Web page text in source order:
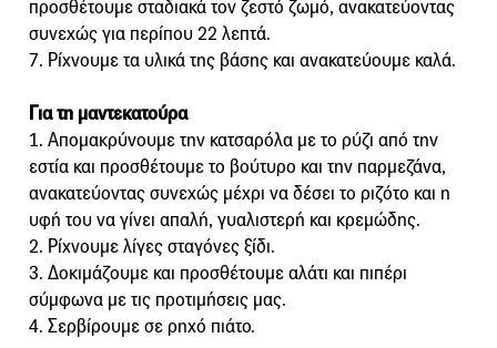
προσθέτουμε σταδιακά τον ζεστό ζωμό, ανακατεύοντας
συνεχώς για περίπου 22 λεπτά.
7. Ρίχνουμε τα υλικά της βάσης και ανακατεύουμε καλά.
Για τη μαντεκατούρα
1. Απομακρύνουμε την κατσαρόλα με το ρύζι από την
εστία και προσθέτουμε το βούτυρο και την παρμεζάνα,
ανακατεύοντας συνεχώς μέχρι να δέσει το ριζότο και η
υφή του να γίνει απαλή, γυαλιστερή και κρεμώδης.
2. Ρίχνουμε λίγες σταγόνες ξίδι.
3. Δοκιμάζουμε και προσθέτουμε αλάτι και πιπέρι
σύμφωνα με τις προτιμήσεις μας.
4. Σερβίρουμε σε ρηχό πιάτο.